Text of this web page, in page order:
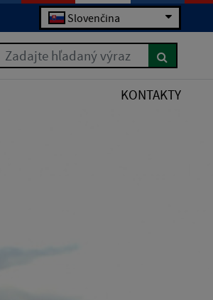
Slovenčina
Zadajte hľadaný výraz
KONTAKTY